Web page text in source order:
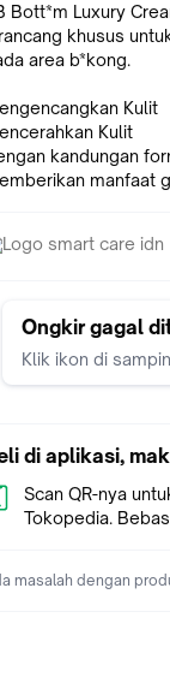
Bott*m Luxury
khusus
area b*kong.
Kulit
Kulit
kandungan
manfaat
Ongkir gagal
Klik ikon di
di aplikasi,
Scan QR-nya
Tokopedia.
masalah dengan